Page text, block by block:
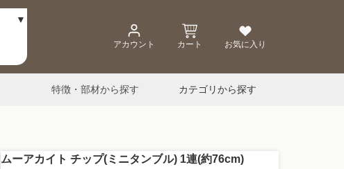
アカウント カート お気に入り
特徴・部材から探す カテゴリから探す
ムーアカイト チップ(ミニタンブル) 1連(約76cm)